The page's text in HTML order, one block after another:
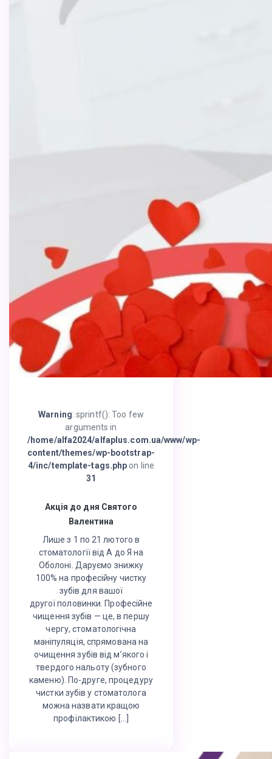
Warning: sprintf(): Too few
arguments in
/home/alfa2024/alfaplus.com.ua/www/wp-
content/themes/wp-bootstrap-
4/inc/template-tags.php on line
31
Акція до дня Святого
Валентина
Лише з 1 по 21 лютого в
стоматології від А до Я на
Оболоні. Даруємо знижку
100% на професійну чистку
зубів для вашої
другої половинки. Професійне
чищення зубів — це, в першу
чергу, стоматологічна
маніпуляція, спрямована на
очищення зубів від м’якого і
твердого нальоту (зубного
каменю). По-друге, процедуру
чистки зубів у стоматолога
можна назвати кращою
профілактикою […]